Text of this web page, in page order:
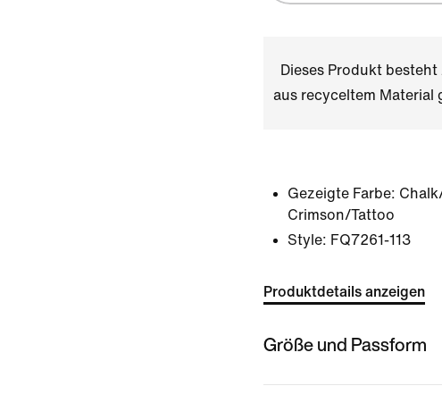
Dieses Produkt
aus recyceltem Material
Gezeigte Farbe:
Crimson/Tattoo
Style: FQ7261-113
Produktdetails anzeigen
Größe und Passform